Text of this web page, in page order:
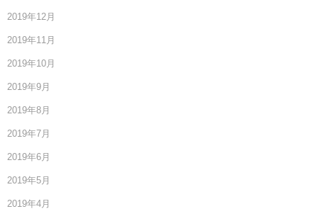
2019年12月
2019年11月
2019年10月
2019年9月
2019年8月
2019年7月
2019年6月
2019年5月
2019年4月